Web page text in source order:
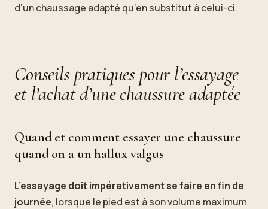
d’un chaussage adapté qu’en substitut à celui-ci.
Conseils pratiques pour l’essayage
et l’achat d’une chaussure adaptée
Quand et comment essayer une chaussure
quand on a un hallux valgus
L’essayage doit impérativement se faire en fin de
journée, lorsque le pied est à son volume maximum